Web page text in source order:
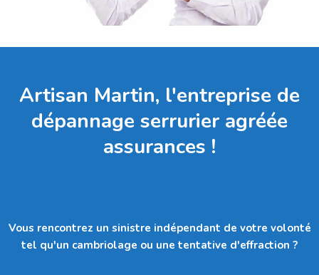
Artisan Martin, l'entreprise de
dépannage serrurier agréée
assurances !
Vous rencontrez un sinistre indépendant de votre volonté
tel qu'un cambriolage ou une tentative d'effraction ?